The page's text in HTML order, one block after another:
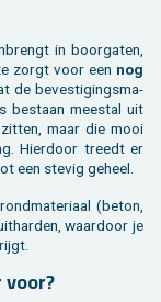
in boor­ga­ten,
zorgt voor een nog
de be­ves­ti­gings­ma­
be­staan mee­st­al uit
maar die mooi
Hier­door treedt er
een ste­vig ge­heel.
(beton,
waar­door je